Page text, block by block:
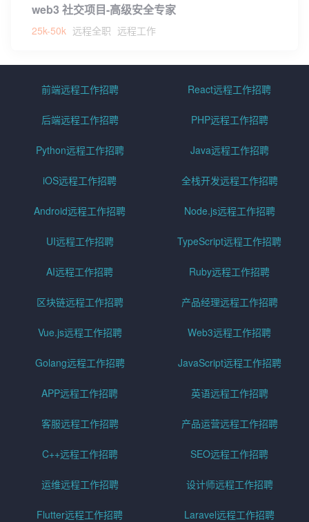
web3 社交项目-高级安全专家
25k-50k 远程全职 远程工作
前端远程工作招聘 React远程工作招聘
后端远程工作招聘 PHP远程工作招聘
Python远程工作招聘 Java远程工作招聘
iOS远程工作招聘 全栈开发远程工作招聘
Android远程工作招聘 Node.js远程工作招聘
UI远程工作招聘 TypeScript远程工作招聘
AI远程工作招聘 Ruby远程工作招聘
区块链远程工作招聘 产品经理远程工作招聘
Vue.js远程工作招聘 Web3远程工作招聘
Golang远程工作招聘 JavaScript远程工作招聘
APP远程工作招聘 英语远程工作招聘
客服远程工作招聘 产品运营远程工作招聘
C++远程工作招聘 SEO远程工作招聘
运维远程工作招聘 设计师远程工作招聘
Flutter远程工作招聘 Laravel远程工作招聘